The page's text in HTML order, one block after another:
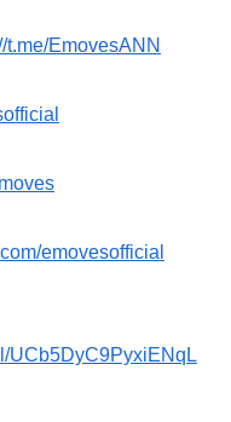
t.me/EmovesANN
emovesofficial
UCb5DyC9PyxiENqL